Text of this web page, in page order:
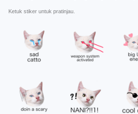
Ketuk stiker untuk pratinjau.